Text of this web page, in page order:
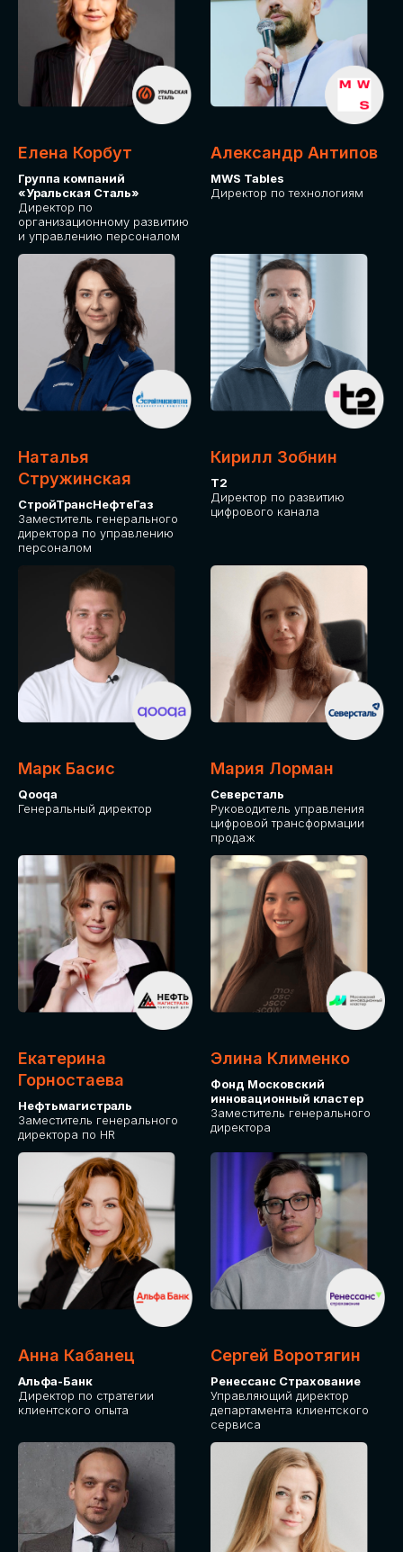
Елена Корбут
Группа компаний
«Уральская Сталь»
Директор по
организационному развитию
и управлению персоналом
Александр Антипов
MWS Tables
Директор по технологиям
Наталья
Стружинская
СтройТрансНефтеГаз
Заместитель генерального
директора по управлению
персоналом
Кирилл Зобнин
Т2
Директор по развитию
цифрового канала
Марк Басис
Qooqa
Генеральный директор
Мария Лорман
Северсталь
Руководитель управления
цифровой трансформации
продаж
Екатерина
Горностаева
Нефтьмагистраль
Заместитель генерального
директора по HR
Элина Клименко
Фонд Московский
инновационный кластер
Заместитель генерального
директора
Анна Кабанец
Альфа-Банк
Директор по стратегии
клиентского опыта
Сергей Воротягин
Ренессанс Страхование
Управляющий директор
департамента клиентского
сервиса
Приглашаем стать спикером GLOBAL
TECH FORUM и поделиться своим
опытом и экспертизой. Будем рады
сотрудничеству!
СТАТЬ
СПИКЕРОМ
IT Solutions for Business
СРЕДИ ПАРТНЕРОВ
МЕРОПРИЯТИЯ
Приглашаем стать партнером GLOBAL
TECH FORUM и презентовать ваши
решения целевой аудитории. Будем
рады сотрудничеству!
СТАНЬТЕ
ЭКСПОНЕНТОМ
ПОДАТЬ ЗАЯВКУ
IT Solutions for Business
СТОИМОСТЬ
УЧАСТИЯ